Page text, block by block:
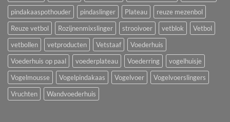
pindakaaspothouder
pindaslinger Plateau
reuze mezenbol
Reuze vetbol
Rozijnenmixslinger strooivoer vetblok
Vetbol
vetbollen
vetproducten Vetstaaf
Voederhuis
Voederhuis op paal
voederplateau Voederring
vogelhuisje
Vogelmousse
Vogelpindakaas Vogelvoer
Vogelvoerslingers
Vruchten
Wandvoederhuis